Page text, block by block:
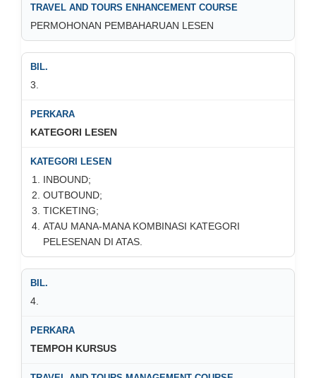
PERMOHONAN PEMBAHARUAN LESEN
3.
KATEGORI LESEN
INBOUND;
OUTBOUND;
TICKETING;
ATAU MANA-MANA KOMBINASI KATEGORI
PELESENAN DI ATAS.
4.
TEMPOH KURSUS